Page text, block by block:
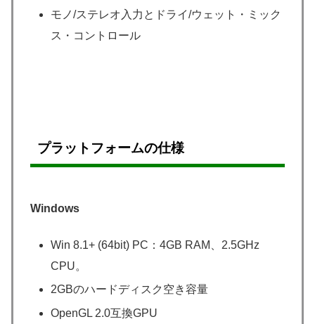
モノ/ステレオ入力とドライ/ウェット・ミック
ス・コントロール
プラットフォームの仕様
Windows
Win 8.1+ (64bit) PC：4GB RAM、2.5GHz
CPU。
2GBのハードディスク空き容量
OpenGL 2.0互換GPU